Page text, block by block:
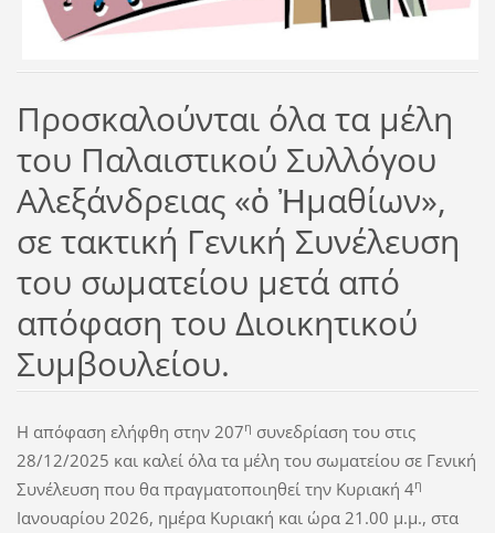
Προσκαλούνται όλα τα μέλη
του Παλαιστικού Συλλόγου
Αλεξάνδρειας «ὁ Ἠμαθίων»,
σε τακτική Γενική Συνέλευση
του σωματείου μετά από
απόφαση του Διοικητικού
Συμβουλείου.
Η απόφαση ελήφθη στην 207η συνεδρίαση του στις
28/12/2025 και καλεί όλα τα μέλη του σωματείου σε Γενική
Συνέλευση που θα πραγματοποιηθεί την Κυριακή 4η
Ιανουαρίου 2026, ημέρα Κυριακή και ώρα 21.00 μ.μ., στα